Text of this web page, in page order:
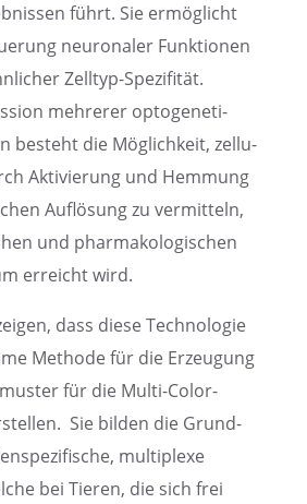
führt. Sie ermög­licht
neuro­na­ler Funktio­nen
Zelltyp-Spezi­fi­tät.
mehre­rer optoge­ne­ti­
besteht die Möglich­keit, zellu­
Aktivie­rung und Hemmung
Auflö­sung zu vermit­teln,
und pharma­ko­lo­gi­schen
erreicht wird.
dass diese Techno­lo­gie
Methode für die Erzeu­gung
für die Multi-Color-
Sie bilden die Grund­
multi­plexe
bei Tieren, die sich frei